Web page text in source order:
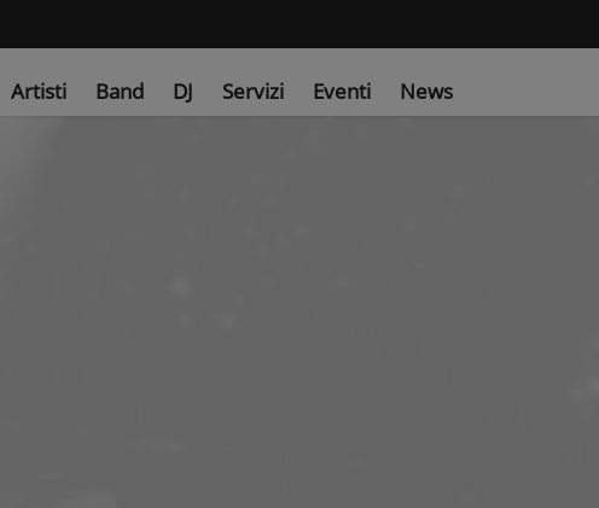
Artisti Band DJ Servizi Eventi News